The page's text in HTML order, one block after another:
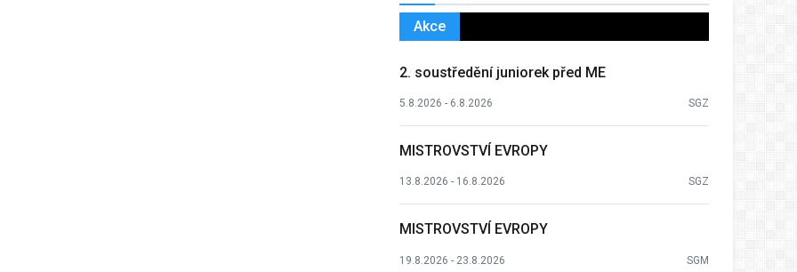
Akce
2. soustředění juniorek před ME
5.8.2026 - 6.8.2026 SGZ
MISTROVSTVÍ EVROPY
13.8.2026 - 16.8.2026 SGZ
MISTROVSTVÍ EVROPY
19.8.2026 - 23.8.2026 SGM